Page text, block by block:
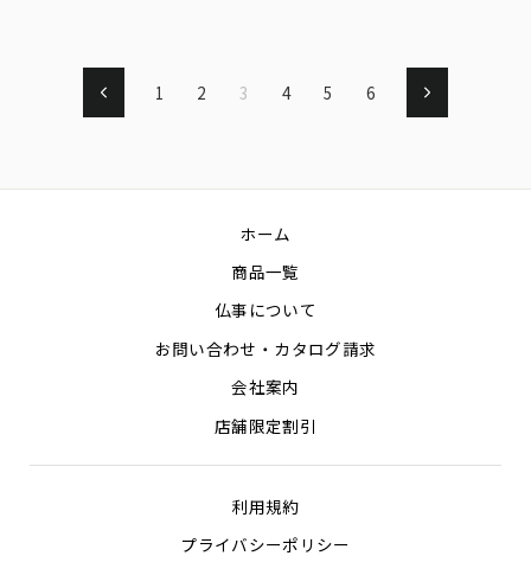
戻
る
1 2 3 4 5 6 次
へ
ホーム
商品一覧
仏事について
お問い合わせ・カタログ請求
会社案内
店舗限定割引
利用規約
プライバシーポリシー